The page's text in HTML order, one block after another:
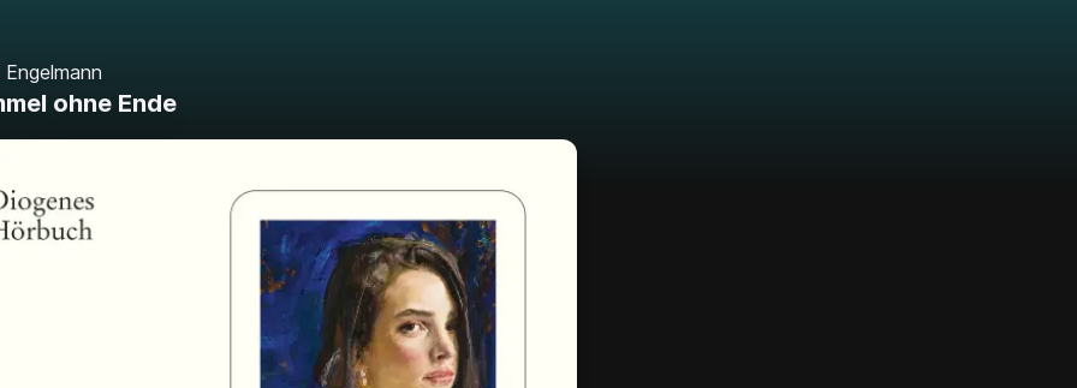
Engelmann
ohne Ende